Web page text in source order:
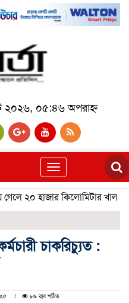
২০২৬, ০৫:৪৬ অপরাহ্ন
Toggle
navigation
২০ হাজার কিলোমিটার খাল খনন
চাকরিচ্যুত :
৮৯ বার পঠিত